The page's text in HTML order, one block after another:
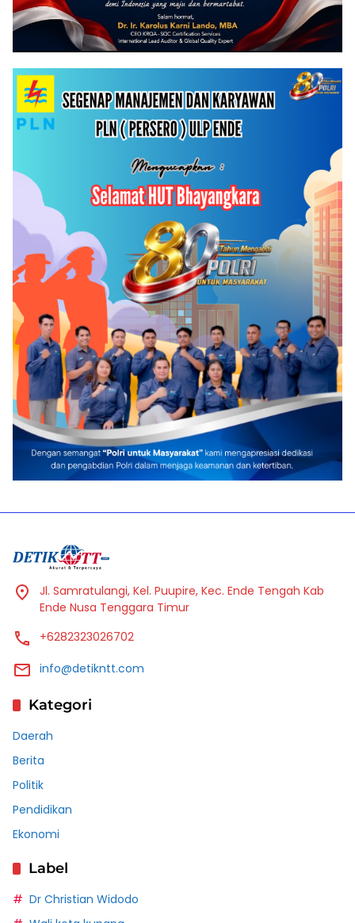
Jl. Samratulangi, Kel. Puupire, Kec. Ende Tengah Kab
Ende Nusa Tenggara Timur
+6282323026702
info@detikntt.com
Kategori
Daerah
Berita
Politik
Pendidikan
Ekonomi
Label
Dr Christian Widodo